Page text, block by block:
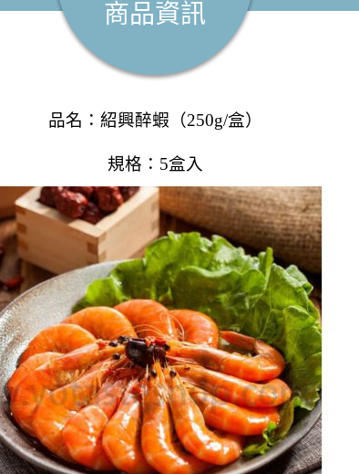
商品資訊
品名：紹興醉蝦 （250g/盒）
規格：5盒入